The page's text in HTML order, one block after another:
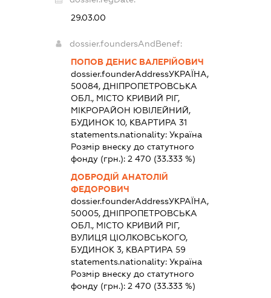
29.03.00
dossier.foundersAndBenef:
ПОПОВ ДЕНИС ВАЛЕРІЙОВИЧ
dossier.founderAddressУКРАЇНА,
50084, ДНІПРОПЕТРОВСЬКА
ОБЛ., МІСТО КРИВИЙ РІГ,
МІКРОРАЙОН ЮВІЛЕЙНИЙ,
БУДИНОК 10, КВАРТИРА 31
statements.nationality:Україна
Розмір внеску до статутного
фонду (грн.):2 470 (33.333 %)
ДОБРОДІЙ АНАТОЛІЙ
ФЕДОРОВИЧ
dossier.founderAddressУКРАЇНА,
50005, ДНІПРОПЕТРОВСЬКА
ОБЛ., МІСТО КРИВИЙ РІГ,
ВУЛИЦЯ ЦІОЛКОВСЬКОГО,
БУДИНОК 3, КВАРТИРА 59
statements.nationality:Україна
Розмір внеску до статутного
фонду (грн.):2 470 (33.333 %)